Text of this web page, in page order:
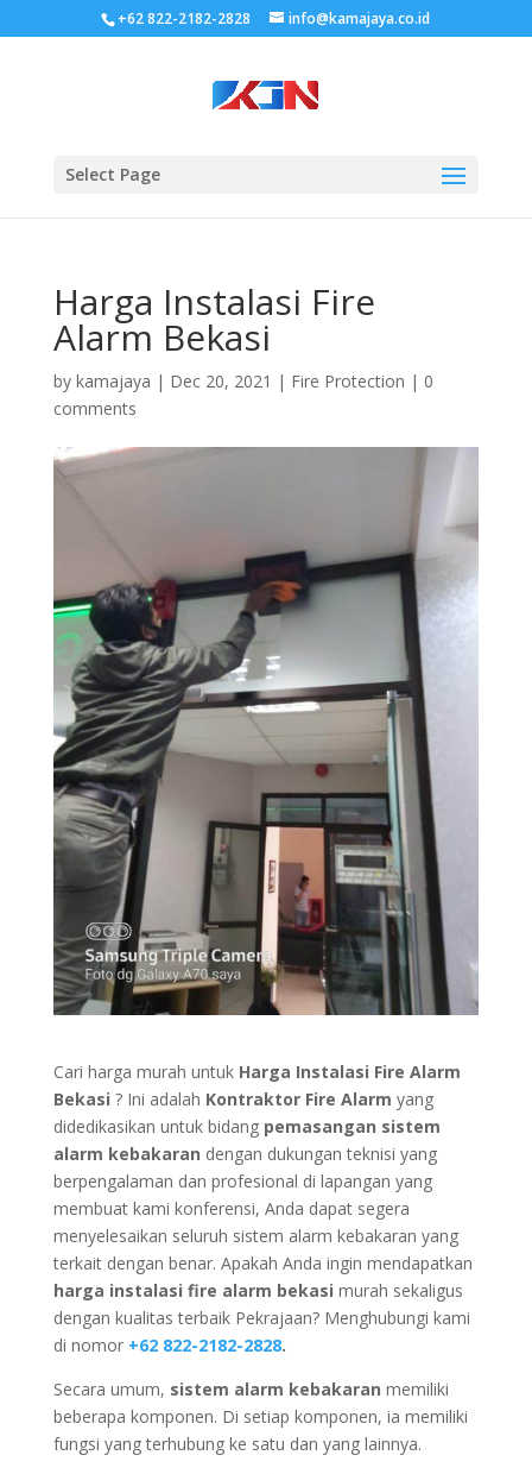
+62 822-2182-2828 info@kamajaya.co.id
Select Page
Harga Instalasi Fire
Alarm Bekasi
by kamajaya | Dec 20, 2021 | Fire Protection | 0
comments
Cari harga murah untuk Harga Instalasi Fire Alarm
Bekasi ? Ini adalah Kontraktor Fire Alarm yang
didedikasikan untuk bidang pemasangan sistem
alarm kebakaran dengan dukungan teknisi yang
berpengalaman dan profesional di lapangan yang
membuat kami konferensi, Anda dapat segera
menyelesaikan seluruh sistem alarm kebakaran yang
terkait dengan benar. Apakah Anda ingin mendapatkan
harga instalasi fire alarm bekasi murah sekaligus
dengan kualitas terbaik Pekrajaan? Menghubungi kami
di nomor +62 822-2182-2828.
Secara umum, sistem alarm kebakaran memiliki
beberapa komponen. Di setiap komponen, ia memiliki
fungsi yang terhubung ke satu dan yang lainnya.